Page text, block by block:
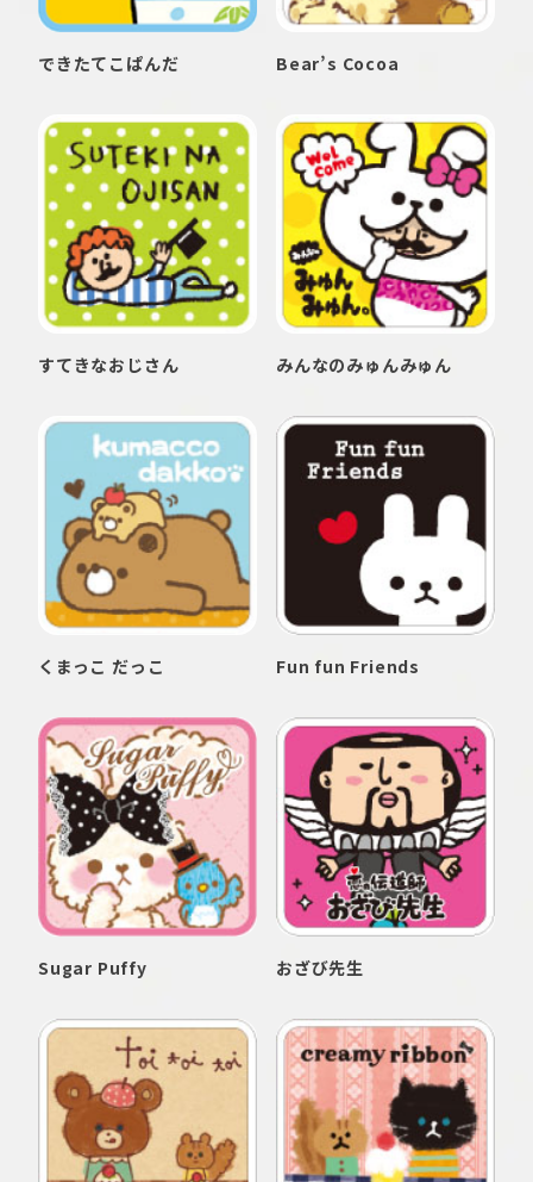
できたてこぱんだ Bear’s Cocoa
すてきなおじさん みんなのみゅんみゅん
くまっこ だっこ Fun fun Friends
Sugar Puffy おざび先生